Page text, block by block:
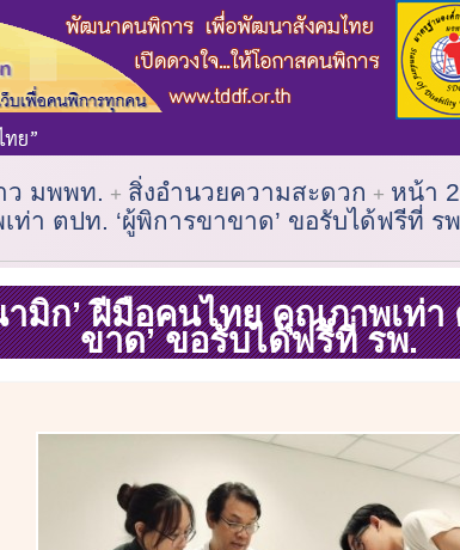
ว มพพท. สิ่งอำนวยความสะดวก หน้า
า ตปท. ‘ผู้พิการขาขาด’ ขอรับได้ฟรีที่ ร
ามิก’ ฝีมือคนไทย คุณภาพเท่า
ขาด’ ขอรับได้ฟรีที่ รพ.